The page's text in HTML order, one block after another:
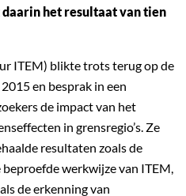
het resultaat van tien
ITEM) blikte trots terug op de
en besprak in een
de impact van het
in grensregio’s. Ze
resultaten zoals de
beproefde werkwijze van ITEM,
de erkenning van